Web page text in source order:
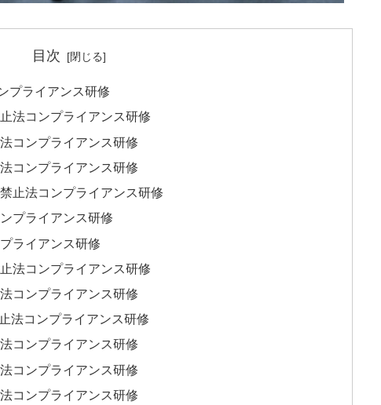
目次
プライアンス研修
法コンプライアンス研修
コンプライアンス研修
コンプライアンス研修
止法コンプライアンス研修
プライアンス研修
ライアンス研修
法コンプライアンス研修
コンプライアンス研修
法コンプライアンス研修
コンプライアンス研修
コンプライアンス研修
コンプライアンス研修